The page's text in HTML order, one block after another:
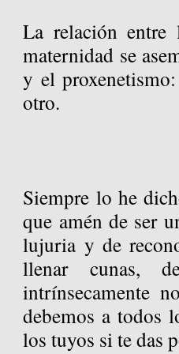
La relación entre
maternidad se
y el
otro.
Siempre lo he
que amén de ser
lujuria y de
llenar cunas,
intrínsecamente
debemos a todos
los tuyos si te das